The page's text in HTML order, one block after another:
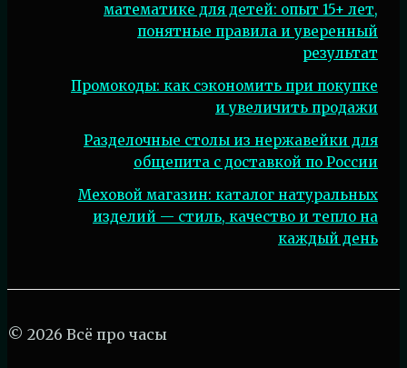
математике для детей: опыт 15+ лет,
понятные правила и уверенный
результат
Промокоды: как сэкономить при покупке
и увеличить продажи
Разделочные столы из нержавейки для
общепита с доставкой по России
Меховой магазин: каталог натуральных
изделий — стиль, качество и тепло на
каждый день
© 2026 Всё про часы